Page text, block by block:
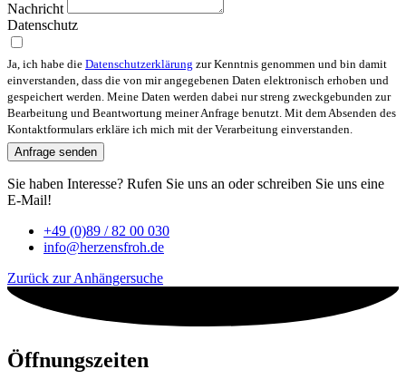
Nachricht
Datenschutz
Ja, ich habe die Datenschutzerklärung zur Kenntnis genommen und bin damit
einverstanden, dass die von mir angegebenen Daten elektronisch erhoben und
gespeichert werden. Meine Daten werden dabei nur streng zweckgebunden zur
Bearbeitung und Beantwortung meiner Anfrage benutzt. Mit dem Absenden des
Kontaktformulars erkläre ich mich mit der Verarbeitung einverstanden.
Anfrage senden
Sie haben Interesse? Rufen Sie uns an oder schreiben Sie uns eine
E-Mail!
+49 (0)89 / 82 00 030
info@herzensfroh.de
Zurück zur Anhängersuche
Öffnungszeiten